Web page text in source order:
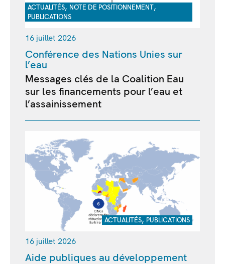
ACTUALITÉS, NOTE DE POSITIONNEMENT,
PUBLICATIONS
16 juillet 2026
Conférence des Nations Unies sur
l’eau
Messages clés de la Coalition Eau
sur les financements pour l’eau et
l’assainissement
ACTUALITÉS, PUBLICATIONS
16 juillet 2026
Aide publiques au développement